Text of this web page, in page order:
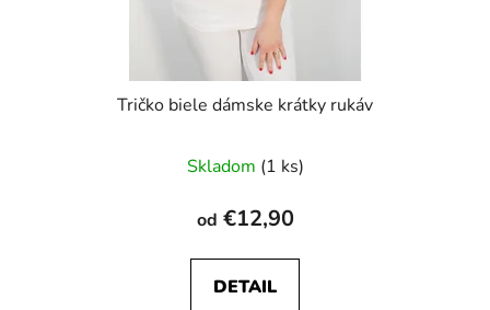
Tričko biele dámske krátky rukáv
Skladom (1 ks)
od €12,90
DETAIL